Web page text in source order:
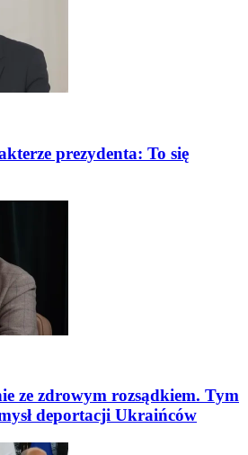
prezydenta: To się
ze zdrowym rozsądkiem. Tym
deportacji Ukraińców